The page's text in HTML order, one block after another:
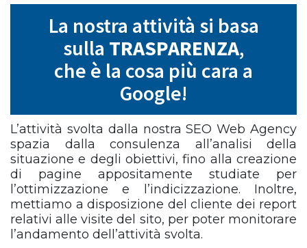
La nostra attività si basa
sulla TRASPARENZA,
che è la cosa più cara a
Google!
L’attività svolta dalla nostra SEO Web Agency
spazia dalla consulenza all’analisi della
situazione e degli obiettivi, fino alla creazione
di pagine appositamente studiate per
l’ottimizzazione e l’indicizzazione. Inoltre,
mettiamo a disposizione del cliente dei report
relativi alle visite del sito, per poter monitorare
l’andamento dell’attività svolta.